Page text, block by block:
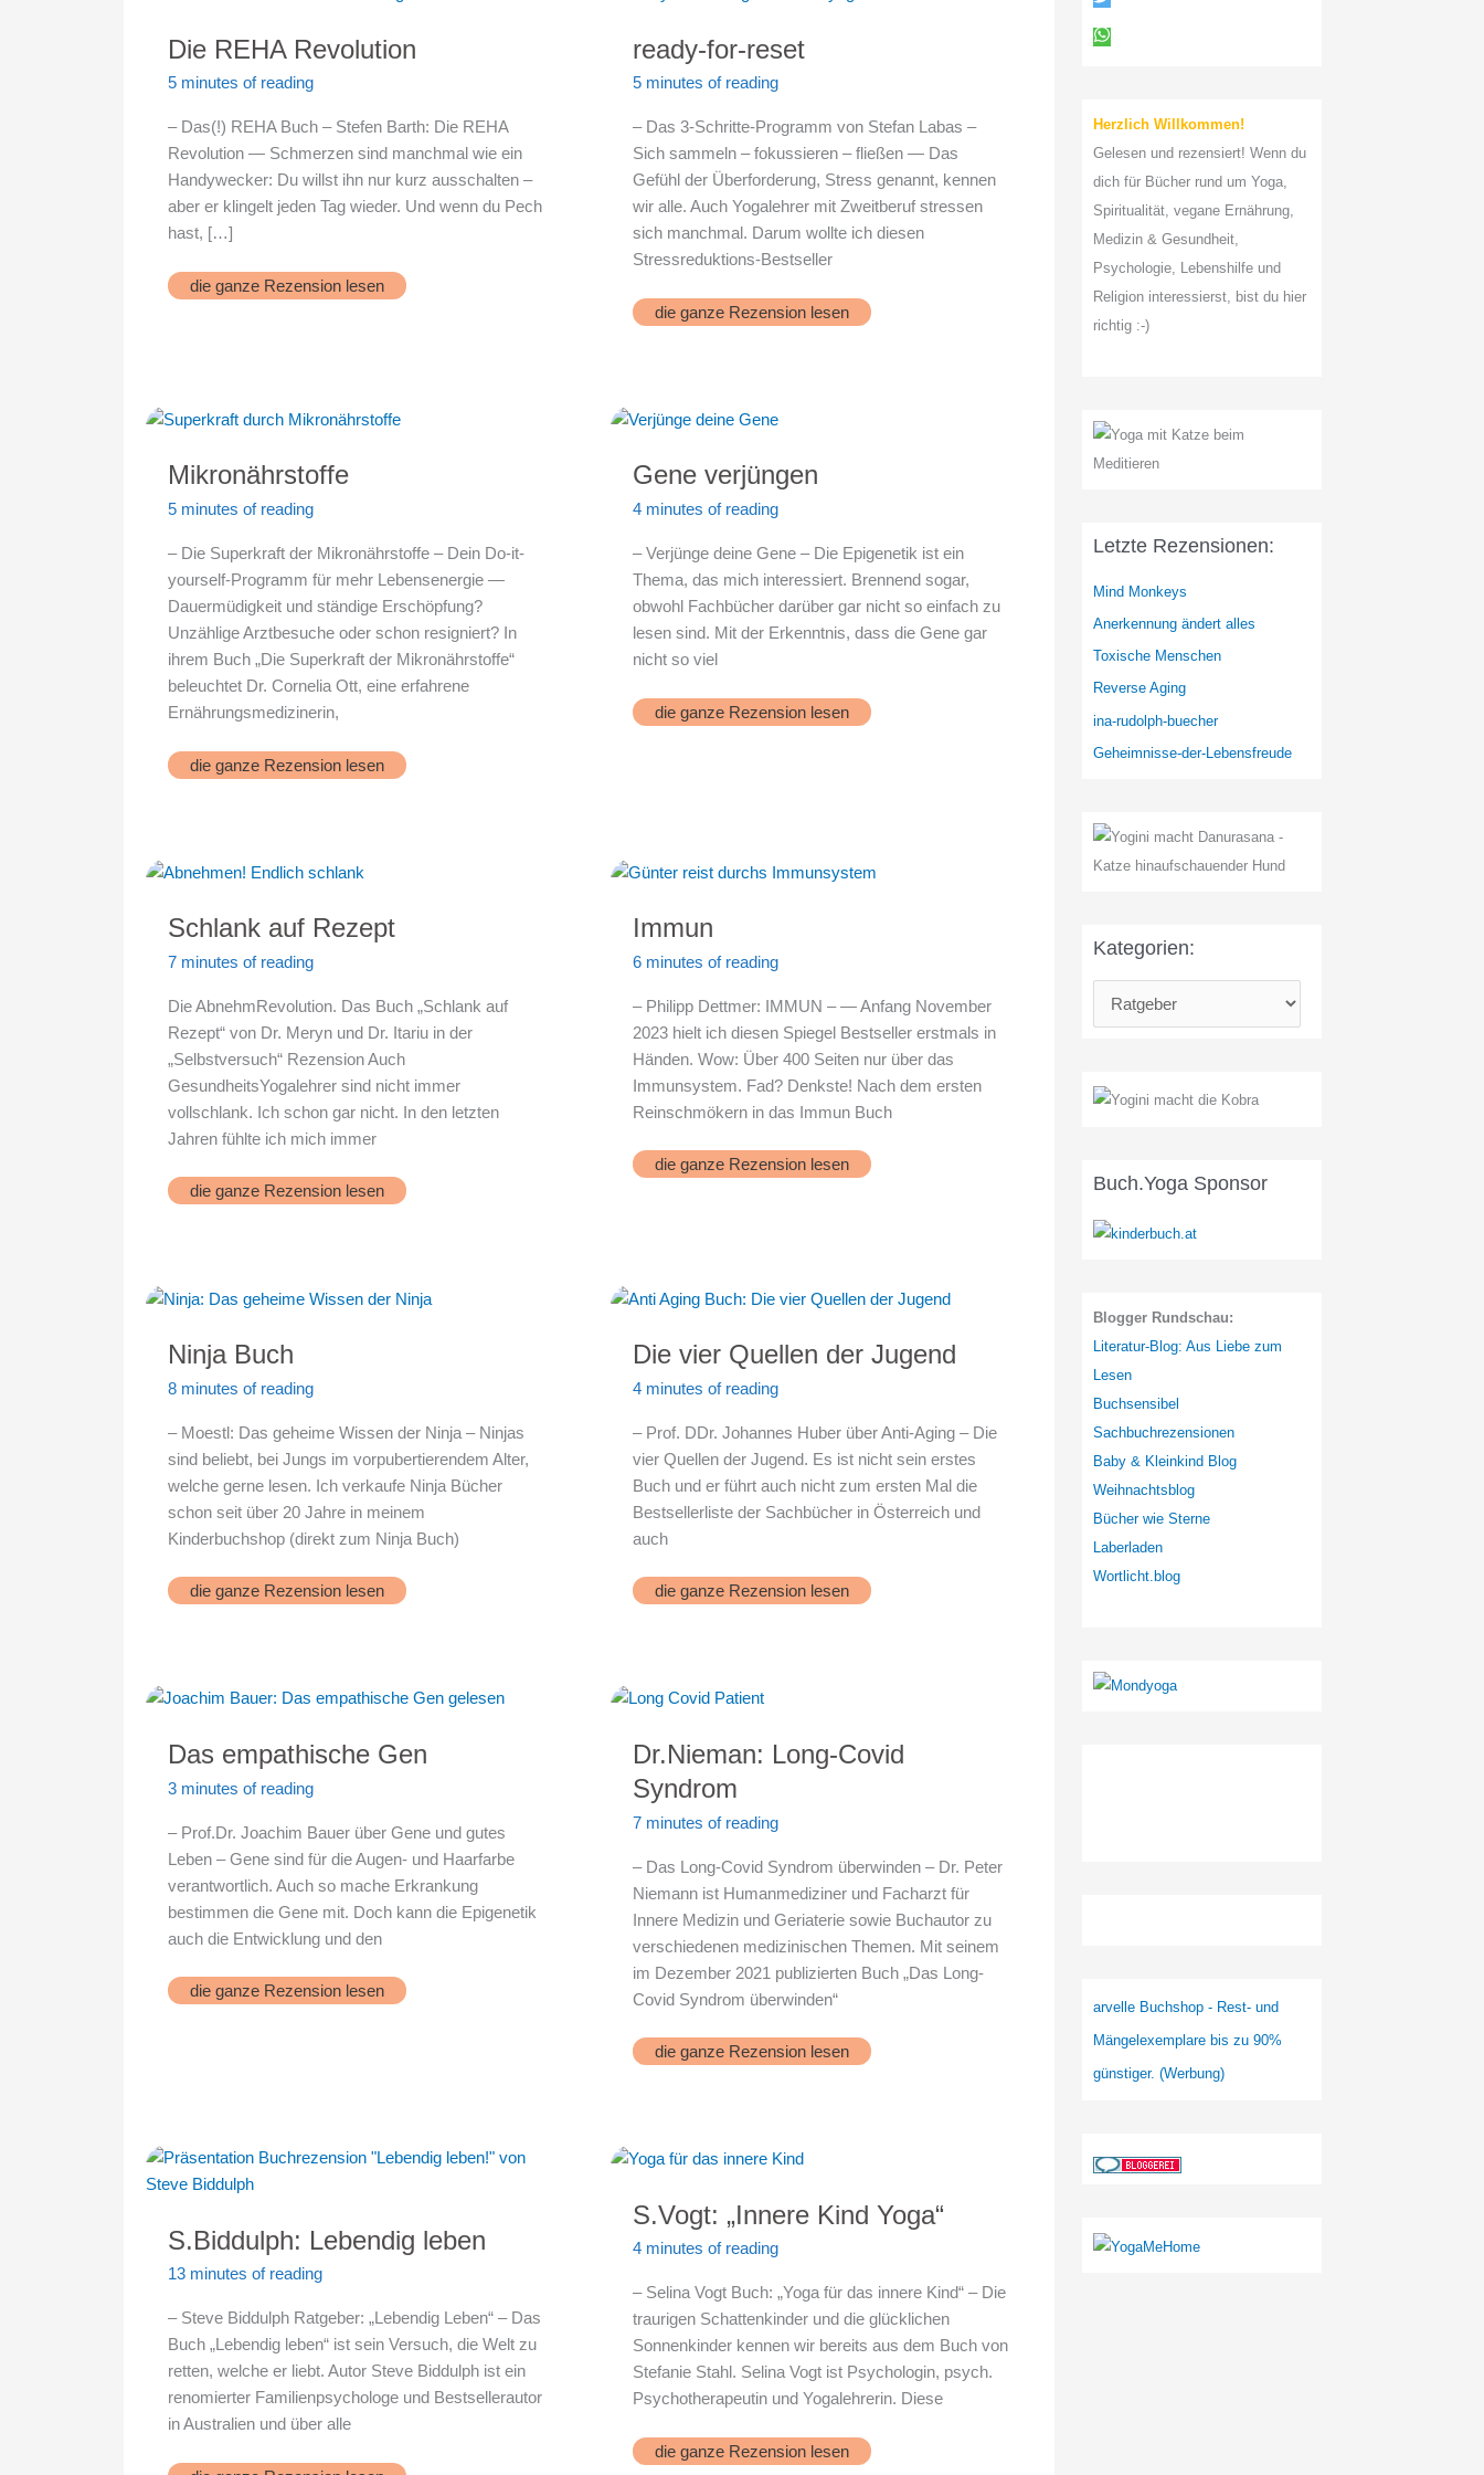
Die REHA Revolution
5 minutes of reading
– Das(!) REHA Buch – Stefen Barth: Die REHA
Revolution — Schmerzen sind manchmal wie ein
Handywecker: Du willst ihn nur kurz ausschalten –
aber er klingelt jeden Tag wieder. Und wenn du Pech
hast, […]
Die
REHA
die ganze Rezension lesen
ready-for-reset
5 minutes of reading
– Das 3-Schritte-Programm von Stefan Labas –
Sich sammeln – fokussieren – fließen — Das
Gefühl der Überforderung, Stress genannt, kennen
wir alle. Auch Yogalehrer mit Zweitberuf stressen
sich manchmal. Darum wollte ich diesen
Stressreduktions-Bestseller
ready-
for-
die ganze Rezension lesen
Mikronährstoffe
5 minutes of reading
– Die Superkraft der Mikronährstoffe – Dein Do-it-
yourself-Programm für mehr Lebensenergie —
Dauermüdigkeit und ständige Erschöpfung?
Unzählige Arztbesuche oder schon resigniert? In
ihrem Buch „Die Superkraft der Mikronährstoffe“
beleuchtet Dr. Cornelia Ott, eine erfahrene
Ernährungsmedizinerin,
Mikronährstoffe
die ganze Rezension lesen
Gene verjüngen
4 minutes of reading
– Verjünge deine Gene – Die Epigenetik ist ein
Thema, das mich interessiert. Brennend sogar,
obwohl Fachbücher darüber gar nicht so einfach zu
lesen sind. Mit der Erkenntnis, dass die Gene gar
nicht so viel
Gene
verjüngen
die ganze Rezension lesen
Schlank auf Rezept
7 minutes of reading
Die AbnehmRevolution. Das Buch „Schlank auf
Rezept“ von Dr. Meryn und Dr. Itariu in der
„Selbstversuch“ Rezension Auch
GesundheitsYogalehrer sind nicht immer
vollschlank. Ich schon gar nicht. In den letzten
Jahren fühlte ich mich immer
Schlank
auf
die ganze Rezension lesen
Immun
6 minutes of reading
– Philipp Dettmer: IMMUN – — Anfang November
2023 hielt ich diesen Spiegel Bestseller erstmals in
Händen. Wow: Über 400 Seiten nur über das
Immunsystem. Fad? Denkste! Nach dem ersten
Reinschmökern in das Immun Buch
Immun
die ganze Rezension lesen
Ninja Buch
8 minutes of reading
– Moestl: Das geheime Wissen der Ninja – Ninjas
sind beliebt, bei Jungs im vorpubertierendem Alter,
welche gerne lesen. Ich verkaufe Ninja Bücher
schon seit über 20 Jahre in meinem
Kinderbuchshop (direkt zum Ninja Buch)
Ninja
Buch
die ganze Rezension lesen
Die vier Quellen der Jugend
4 minutes of reading
– Prof. DDr. Johannes Huber über Anti-Aging – Die
vier Quellen der Jugend. Es ist nicht sein erstes
Buch und er führt auch nicht zum ersten Mal die
Bestsellerliste der Sachbücher in Österreich und
auch
Die
vier
die ganze Rezension lesen
Das empathische Gen
3 minutes of reading
– Prof.Dr. Joachim Bauer über Gene und gutes
Leben – Gene sind für die Augen- und Haarfarbe
verantwortlich. Auch so mache Erkrankung
bestimmen die Gene mit. Doch kann die Epigenetik
auch die Entwicklung und den
Das
empathische
die ganze Rezension lesen
Dr.Nieman: Long-Covid
Syndrom
7 minutes of reading
– Das Long-Covid Syndrom überwinden – Dr. Peter
Niemann ist Humanmediziner und Facharzt für
Innere Medizin und Geriaterie sowie Buchautor zu
verschiedenen medizinischen Themen. Mit seinem
im Dezember 2021 publizierten Buch „Das Long-
Covid Syndrom überwinden“
Dr.Nieman:
Long-
die ganze Rezension lesen
S.Biddulph: Lebendig leben
13 minutes of reading
– Steve Biddulph Ratgeber: „Lebendig Leben“ – Das
Buch „Lebendig leben“ ist sein Versuch, die Welt zu
retten, welche er liebt. Autor Steve Biddulph ist ein
renomierter Familienpsychologe und Bestsellerautor
in Australien und über alle
S.Vogt: „Innere Kind Yoga“
4 minutes of reading
– Selina Vogt Buch: „Yoga für das innere Kind“ – Die
traurigen Schattenkinder und die glücklichen
Sonnenkinder kennen wir bereits aus dem Buch von
Stefanie Stahl. Selina Vogt ist Psychologin, psych.
Psychotherapeutin und Yogalehrerin. Diese
S.Vogt:
„Innere
die ganze Rezension lesen
a
c
Herzlich Willkommen!
Gelesen und rezensiert! Wenn du
dich für Bücher rund um Yoga,
Spiritualität, vegane Ernährung,
Medizin & Gesundheit,
Psychologie, Lebenshilfe und
Religion interessierst, bist du hier
richtig :-)
Letzte Rezensionen:
Mind Monkeys
Anerkennung ändert alles
Toxische Menschen
Reverse Aging
ina-rudolph-buecher
Geheimnisse-der-Lebensfreude
Kategorien:
g
i
e
Buch.Yoga Sponsor
Blogger Rundschau:
Literatur-Blog: Aus Liebe zum
Lesen
Buchsensibel
Sachbuchrezensionen
Baby & Kleinkind Blog
Weihnachtsblog
Bücher wie Sterne
Laberladen
Wortlicht.blog
arvelle Buchshop - Rest- und
Mängelexemplare bis zu 90%
günstiger. (Werbung)